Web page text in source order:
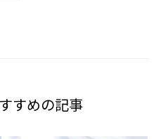
すめの記事